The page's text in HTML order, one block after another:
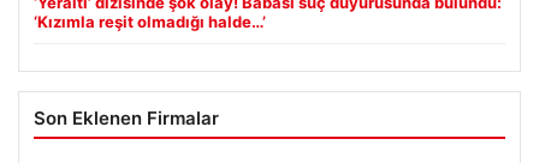
‘Kızımla reşit olmadığı halde…’
Son Eklenen Firmalar